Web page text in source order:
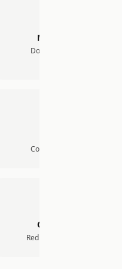
MongoDB
Document Store
Container-ready
OpenShift
Red Hat zertifiziert